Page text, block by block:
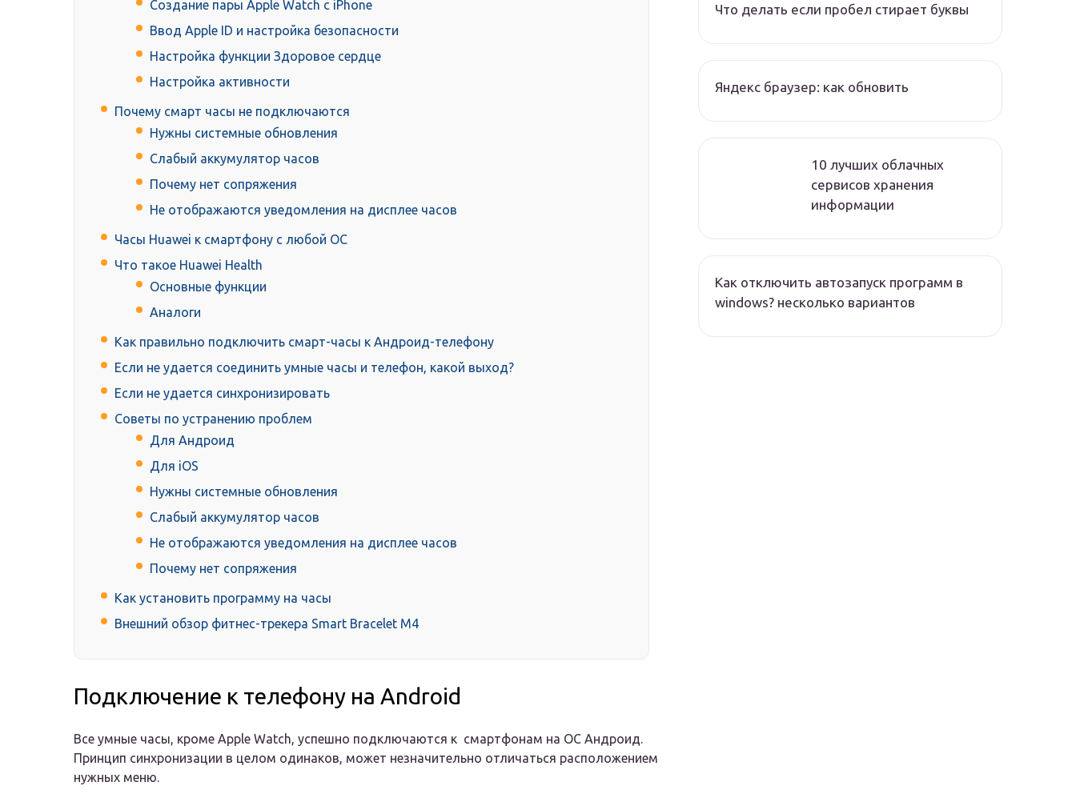
Создание пары Apple Watch с iPhone
Ввод Apple ID и настройка безопасности
Настройка функции Здоровое сердце
Настройка активности
Почему смарт часы не подключаются
Нужны системные обновления
Слабый аккумулятор часов
Почему нет сопряжения
Не отображаются уведомления на дисплее часов
Часы Huawei к смартфону с любой ОС
Что такое Huawei Health
Основные функции
Аналоги
Как правильно подключить смарт-часы к Андроид-телефону
Если не удается соединить умные часы и телефон, какой выход?
Если не удается синхронизировать
Советы по устранению проблем
Для Андроид
Для iOS
Нужны системные обновления
Слабый аккумулятор часов
Не отображаются уведомления на дисплее часов
Почему нет сопряжения
Как установить программу на часы
Внешний обзор фитнес-трекера Smart Bracelet M4
Подключение к телефону на Android
Все умные часы, кроме Apple Watch, успешно подключаются к смартфонам на ОС Андроид.
Принцип синхронизации в целом одинаков, может незначительно отличаться расположением
нужных меню.
Что делать если пробел стирает буквы
Яндекс браузер: как обновить
10 лучших облачных
сервисов хранения
информации
Как отключить автозапуск программ в
windows? несколько вариантов